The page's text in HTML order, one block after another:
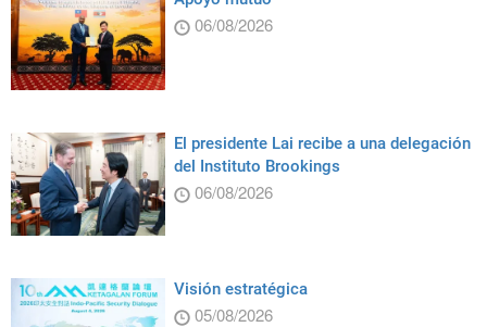
06/08/2026
El presidente Lai recibe a una delegación
del Instituto Brookings
06/08/2026
Visión estratégica
05/08/2026